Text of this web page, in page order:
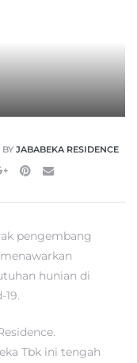
BY JABABEKA RESIDENCE
pengembang
hunian di
Tbk ini tengah